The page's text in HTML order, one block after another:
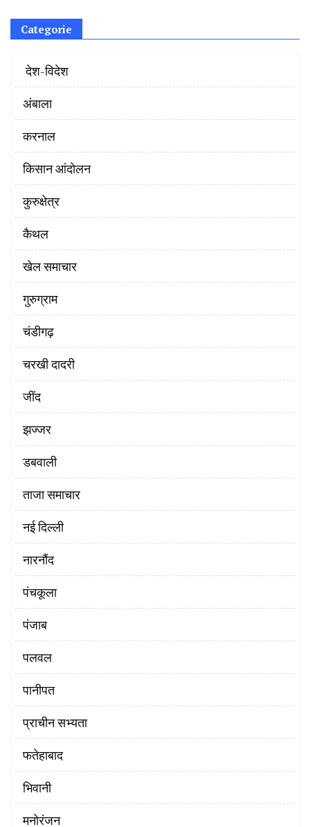
Categorie
‌ देश-विदेश
अंबाला
करनाल
किसान आंदोलन
कुरुक्षेत्र
कैथल
खेल समाचार
गुरुग्राम
चंडीगढ़
चरखी दादरी
‌जींद
झज्जर
डबवाली
ताजा समाचार
नई दिल्ली
नारनौंद
पंचकूला
पंजाब
पलवल
पानीपत
प्राचीन सभ्यता
फतेहाबाद
भिवानी
मनोरंजन